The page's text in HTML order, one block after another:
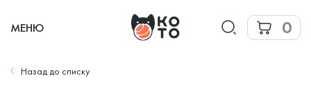
МЕНЮ 0
Назад до списку